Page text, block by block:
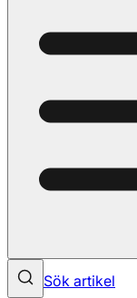
Sök artikel